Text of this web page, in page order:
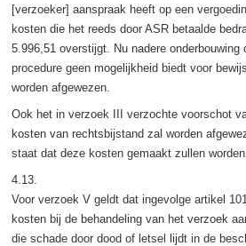
[verzoeker] aanspraak heeft op een
kosten die het reeds door ASR betaalde
5.996,51 overstijgt. Nu nadere onderbouwing
procedure geen mogelijkheid biedt voor
worden afgewezen.
Ook het in verzoek III verzochte voorschot
kosten van rechtsbijstand zal worden
staat dat deze kosten gemaakt zullen worden.
4.13.
Voor verzoek V geldt dat ingevolge artikel
kosten bij de behandeling van het verzoek
die schade door dood of letsel lijdt in de